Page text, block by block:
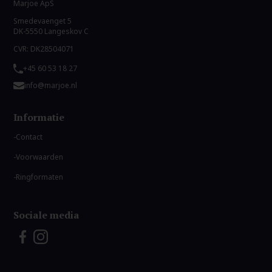
Marjoe ApS
Smedevaenget 5
DK-5550 Langeskov C
CVR: DK28504071
+45 60 53 18 27
info@marjoe.nl
Informatie
Contact
Voorwaarden
Ringformaten
Sociale media